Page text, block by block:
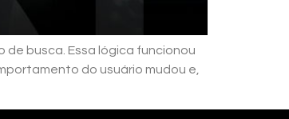
busca. Essa lógica funcionou
do usuário mudou e,